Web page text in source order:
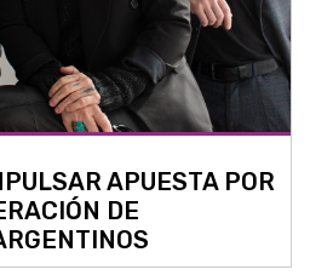
APUESTA POR
DE